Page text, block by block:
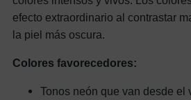
efecto extraordinario al contrastar
la piel más oscura.
Colores favorecedores:
Tonos neón que van desde el